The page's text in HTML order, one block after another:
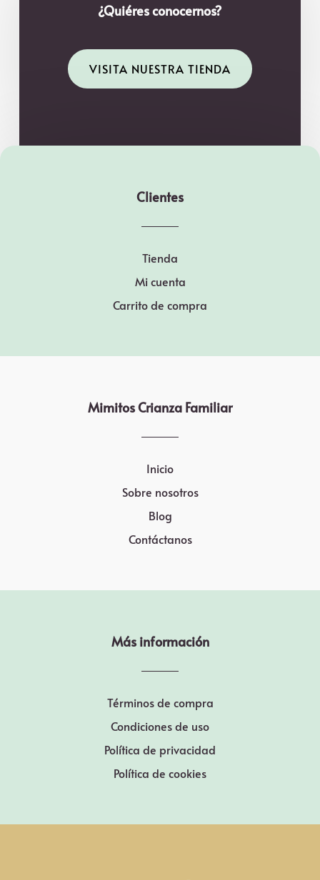
¿Quiéres conocernos?
VISITA NUESTRA TIENDA
Clientes
Tienda
Mi cuenta
Carrito de compra
Mimitos Crianza Familiar
Inicio
Sobre nosotros
Blog
Contáctanos
Más información
Términos de compra
Condiciones de uso
Política de privacidad
Política de cookies